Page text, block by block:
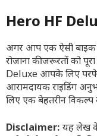
Hero HF
अगर आप एक ऐसी बाइक
रोजाना की जरूरतों को
Deluxe आपके लिए
आरामदायक राइडिंग
लिए एक बेहतरीन विकल्प
Disclaimer: यह लेख